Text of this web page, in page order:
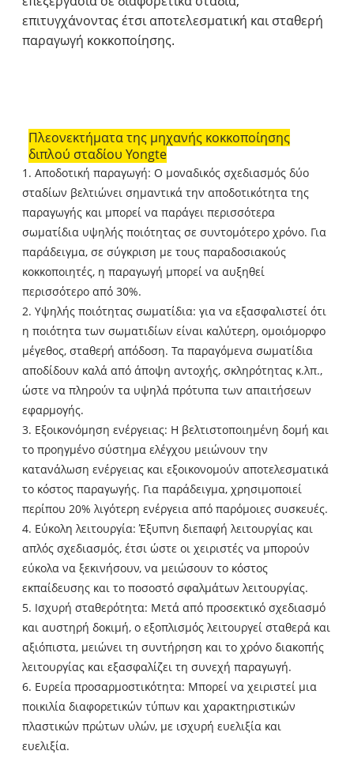
επιτυγχάνοντας έτσι αποτελεσματική και σταθερή
παραγωγή κοκκοποίησης.
Πλεονεκτήματα της μηχανής κοκκοποίησης
διπλού σταδίου Yongte
1. Αποδοτική παραγωγή: Ο μοναδικός σχεδιασμός δύο
σταδίων βελτιώνει σημαντικά την αποδοτικότητα της
παραγωγής και μπορεί να παράγει περισσότερα
σωματίδια υψηλής ποιότητας σε συντομότερο χρόνο. Για
παράδειγμα, σε σύγκριση με τους παραδοσιακούς
κοκκοποιητές, η παραγωγή μπορεί να αυξηθεί
περισσότερο από 30%.
2. Υψηλής ποιότητας σωματίδια: για να εξασφαλιστεί ότι
η ποιότητα των σωματιδίων είναι καλύτερη, ομοιόμορφο
μέγεθος, σταθερή απόδοση. Τα παραγόμενα σωματίδια
αποδίδουν καλά από άποψη αντοχής, σκληρότητας κ.λπ.,
ώστε να πληρούν τα υψηλά πρότυπα των απαιτήσεων
εφαρμογής.
3. Εξοικονόμηση ενέργειας: Η βελτιστοποιημένη δομή και
το προηγμένο σύστημα ελέγχου μειώνουν την
κατανάλωση ενέργειας και εξοικονομούν αποτελεσματικά
το κόστος παραγωγής. Για παράδειγμα, χρησιμοποιεί
περίπου 20% λιγότερη ενέργεια από παρόμοιες συσκευές.
4. Εύκολη λειτουργία: Έξυπνη διεπαφή λειτουργίας και
απλός σχεδιασμός, έτσι ώστε οι χειριστές να μπορούν
εύκολα να ξεκινήσουν, να μειώσουν το κόστος
εκπαίδευσης και το ποσοστό σφαλμάτων λειτουργίας.
5. Ισχυρή σταθερότητα: Μετά από προσεκτικό σχεδιασμό
και αυστηρή δοκιμή, ο εξοπλισμός λειτουργεί σταθερά και
αξιόπιστα, μειώνει τη συντήρηση και το χρόνο διακοπής
λειτουργίας και εξασφαλίζει τη συνεχή παραγωγή.
6. Ευρεία προσαρμοστικότητα: Μπορεί να χειριστεί μια
ποικιλία διαφορετικών τύπων και χαρακτηριστικών
πλαστικών πρώτων υλών, με ισχυρή ευελιξία και
ευελιξία.